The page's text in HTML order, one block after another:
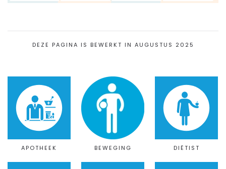
DEZE PAGINA IS BEWERKT IN AUGUSTUS 2025
APOTHEEK BEWEGING DIËTIST